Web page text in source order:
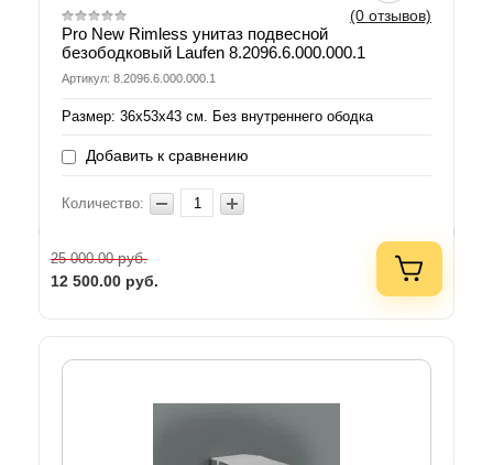
(0 отзывов)
Pro New Rimless унитаз подвесной
безободковый Laufen 8.2096.6.000.000.1
Артикул: 8.2096.6.000.000.1
Размер: 36х53х43 см. Без внутреннего ободка
Добавить к сравнению
Количество:
25 000.00руб.
12 500.00 руб.